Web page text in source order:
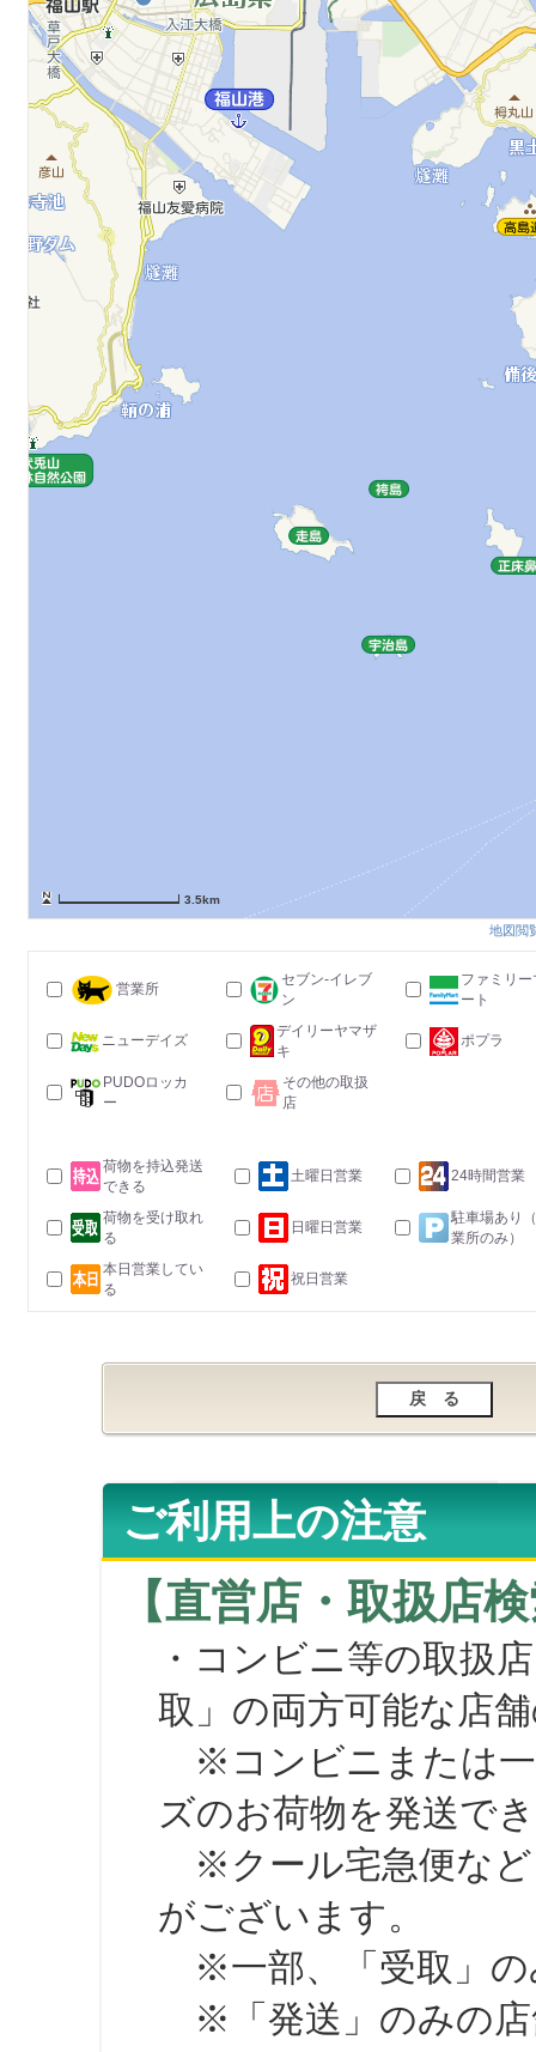
3.5km
地図閲
営業所
セブン-イレブ
ン
ファミリー
ート
ニューデイズ
デイリーヤマザ
キ
ポプラ
PUDOロッカ
ー
その他の取扱
店
荷物を持込発送
できる
土曜日営業 24時間営業
荷物を受け取れ
る
日曜日営業
駐車場あり
業所のみ）
本日営業してい
る
祝日営業
ご利用上の注意
【直営店・取扱店
・コンビニ等の取扱
取」の両方可能な店
※コンビニまたは一
ズのお荷物を発送で
※クール宅急便など
がございます。
※一部、「受取」の
※「発送」のみの店